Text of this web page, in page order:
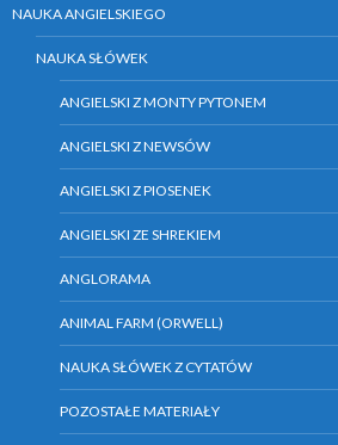
NAUKA ANGIELSKIEGO
NAUKA SŁÓWEK
ANGIELSKI Z MONTY PYTONEM
ANGIELSKI Z NEWSÓW
ANGIELSKI Z PIOSENEK
ANGIELSKI ZE SHREKIEM
ANGLORAMA
ANIMAL FARM (ORWELL)
NAUKA SŁÓWEK Z CYTATÓW
POZOSTAŁE MATERIAŁY